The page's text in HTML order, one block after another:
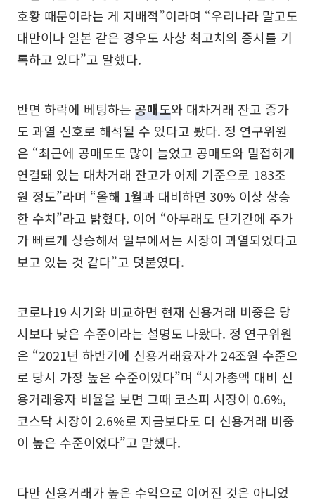
호황 때문이라는 게 지배적”이라며 “우리나라 말고도
대만이나 일본 같은 경우도 사상 최고치의 증시를 기
록하고 있다”고 말했다.
반면 하락에 베팅하는 공매도와 대차거래 잔고 증가
도 과열 신호로 해석될 수 있다고 봤다. 정 연구위원
은 “최근에 공매도도 많이 늘었고 공매도와 밀접하게
연결돼 있는 대차거래 잔고가 어제 기준으로 183조
원 정도”라며 “올해 1월과 대비하면 30% 이상 상승
한 수치”라고 밝혔다. 이어 “아무래도 단기간에 주가
가 빠르게 상승해서 일부에서는 시장이 과열되었다고
보고 있는 것 같다”고 덧붙였다.
코로나19 시기와 비교하면 현재 신용거래 비중은 당
시보다 낮은 수준이라는 설명도 나왔다. 정 연구위원
은 “2021년 하반기에 신용거래융자가 24조원 수준으
로 당시 가장 높은 수준이었다”며 “시가총액 대비 신
용거래융자 비율을 보면 그때 코스피 시장이 0.6%,
코스닥 시장이 2.6%로 지금보다도 더 신용거래 비중
이 높은 수준이었다”고 말했다.
다만 신용거래가 높은 수익으로 이어진 것은 아니었